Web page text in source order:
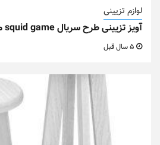
لوازم تزیینی
آویز تزیینی طرح سریال squid game مجموعه ۱۰ عددی